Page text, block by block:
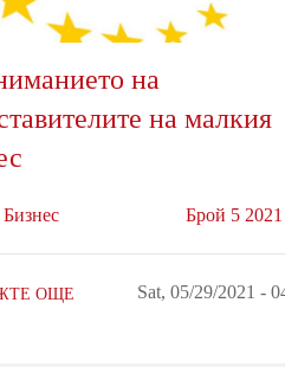
на
на малкия
Бизнес Брой 5 2021
ОЩЕ Sat, 05/29/2021 -